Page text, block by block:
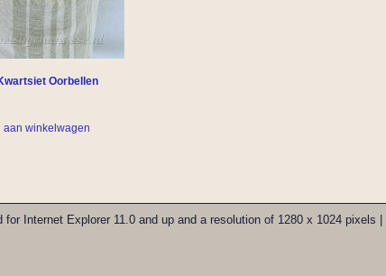
Oorbellen
aan winkelwagen
Internet Explorer 11.0 and up and a resolution of 1280 x 1024 pixels